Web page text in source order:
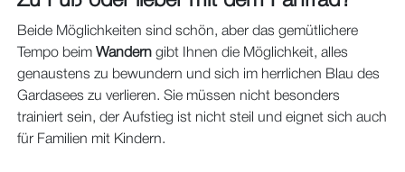
Beide Möglichkeiten sind schön, aber das gemütlichere
Tempo beim Wanderngibt Ihnen die Möglichkeit, alles
genaustens zu bewundern und sich im herrlichen Blau des
Gardasees zu verlieren. Sie müssen nicht besonders
trainiert sein, der Aufstieg ist nicht steil und eignet sich auch
für Familien mit Kindern.